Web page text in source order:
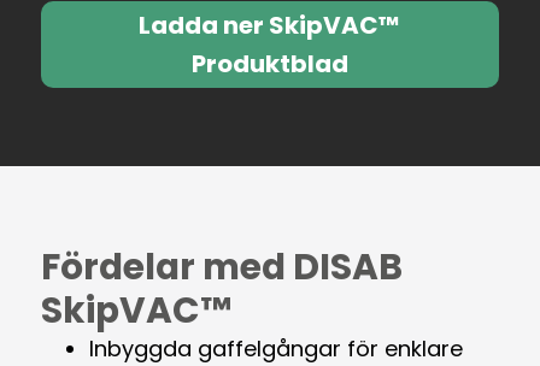
Ladda ner SkipVAC™
Produktblad
Fördelar med DISAB
SkipVAC™
Inbyggda gaffelgångar för enklare